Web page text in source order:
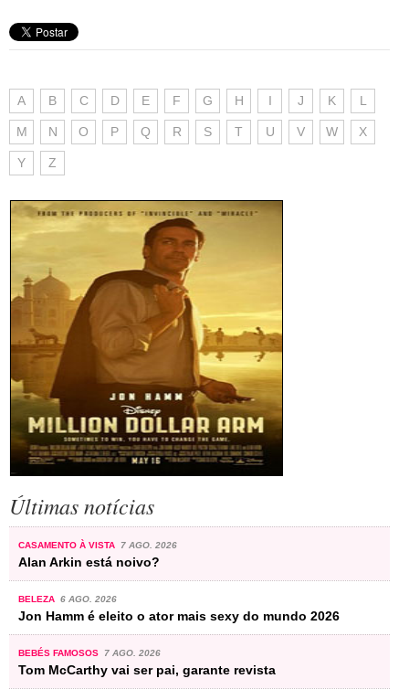
A B C D E F G H I J K L
M N O P Q R S T U V W X
Y Z
Últimas notícias
CASAMENTO À VISTA 7 AGO. 2026
Alan Arkin está noivo?
BELEZA 6 AGO. 2026
Jon Hamm é eleito o ator mais sexy do mundo 2026
BEBÉS FAMOSOS 7 AGO. 2026
Tom McCarthy vai ser pai, garante revista